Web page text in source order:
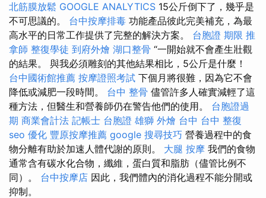
北筋膜放鬆 GOOGLE ANALYTICS 15公斤倒下了，幾乎是
不可思議的。 台中按摩排毒 功能產品彼此完美補充，為最
高水平的日常工作提供了完整的解決方案。 台胞證 期限 推
拿師 整復學徒 到府外燴 湖口整骨 “一開始就不會產生壯觀
的結果。 與我必須雕刻的其他結果相比，5公斤是什麼！
台中國術館推薦 按摩證照考試 下個月將很難，因為它不會
降低或減肥一段時間。 台中 整骨 儘管許多人確實減輕了這
種方法，但醫生和營養師仍在警告他們的使用。 台胞證過
期 商業會計法 記帳士 台胞證 雄獅 外燴 台中 台中 整復
seo 優化 豐原按摩推薦 google 搜尋技巧 營養過程中的食
物分離有助於加速人體代謝的原則。 大腿 按摩 我們的食物
通常含有碳水化合物，纖維，蛋白質和脂肪（儘管比例不
同）。 台中按摩店 因此，我們體內的消化過程不能分開或
抑制。